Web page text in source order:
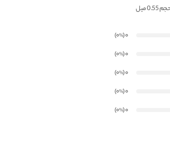
0
(0
%
)
0
(0
%
)
0
(0
%
)
0
(0
%
)
0
(0
%
)